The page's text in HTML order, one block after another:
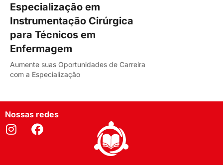
Especialização em
Instrumentação Cirúrgica
para Técnicos em
Enfermagem
Aumente suas Oportunidades de Carreira
com a Especialização
Nossas redes